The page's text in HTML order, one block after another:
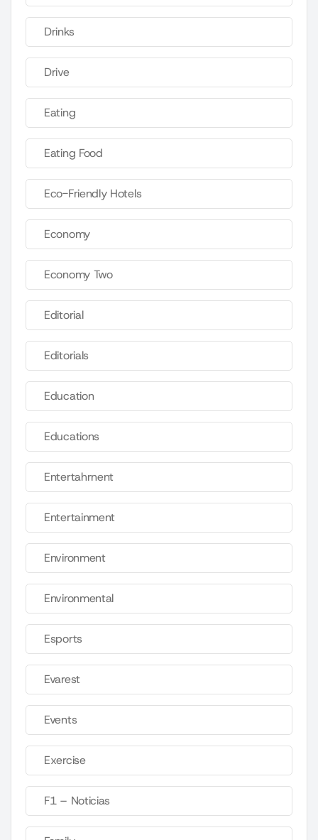
Drinks
Drive
Eating
Eating Food
Eco-Friendly Hotels
Economy
Economy Two
Editorial
Editorials
Education
Educations
Entertahrnent
Entertainment
Environment
Environmental
Esports
Evarest
Events
Exercise
F1 – Noticias